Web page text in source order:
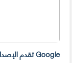
Google تقدم الإصدار التجريبي الأول من Android 13 QPR 2